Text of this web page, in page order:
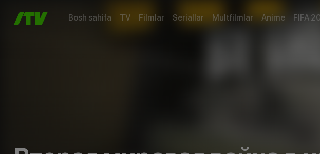
Bosh sahifa TV Filmlar Seriallar Multfilmlar Anime FIFA